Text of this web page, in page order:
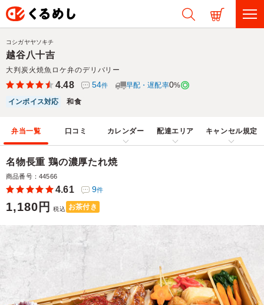
越谷八十吉
大判炭火焼魚ロケ弁のデリバリー
コシガヤヤソキチ
4.48 54件 早配・遅配率0%
インボイス対応
和食
弁当一覧 口コミ カレンダー 配達エリア キャンセル規定
名物長重 鶏の濃厚たれ焼
商品番号：44566
4.61 9件
1,180円 税込 お茶付き